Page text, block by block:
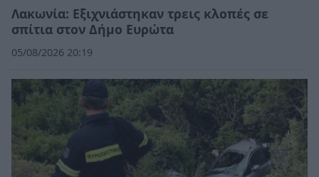
Λακωνία: Εξιχνιάστηκαν τρεις κλοπές σε
σπίτια στον Δήμο Ευρώτα
05/08/2026 20:19